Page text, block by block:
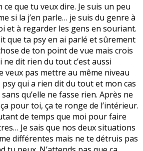
ce que tu veux dire. Je suis un peu
si la j’en parle… je suis du genre à
et à regarder les gens en souriant.
que ta psy en ai parlé et sûrement
de ton point de vue mais crois
ne dit rien du tout c’est aussi
veux pas mettre au même niveau
psy qui a rien dit du tout et mon cas
qu’elle ne fasse rien. Après ne
pour toi, ça te ronge de l’intérieur.
de temps que moi pour faire
Je sais que nos deux situations
différentes mais ne te détruis pas